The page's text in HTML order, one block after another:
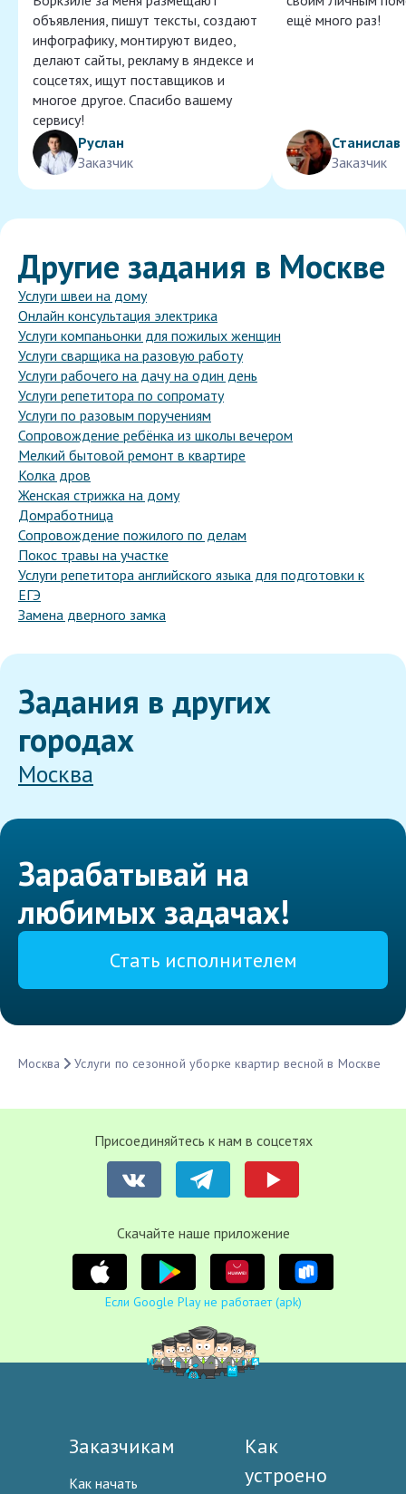
объявления, пишут тексты, создают
инфографику, монтируют видео,
делают сайты, рекламу в яндексе и
соцсетях, ищут поставщиков и
многое другое. Спасибо вашему
сервису!
Руслан
Заказчик
ещё много раз!
Станислав
Заказчик
Другие задания в Москве
Услуги швеи на дому
Онлайн консультация электрика
Услуги компаньонки для пожилых женщин
Услуги сварщика на разовую работу
Услуги рабочего на дачу на один день
Услуги репетитора по сопромату
Услуги по разовым поручениям
Сопровождение ребёнка из школы вечером
Мелкий бытовой ремонт в квартире
Колка дров
Женская стрижка на дому
Домработница
Сопровождение пожилого по делам
Покос травы на участке
Услуги репетитора английского языка для подготовки к
ЕГЭ
Замена дверного замка
Задания в других
городах
Москва
Зарабатывай на
любимых задачах!
Стать исполнителем
Москва Услуги по сезонной уборке квартир весной в Москве
Присоединяйтесь к нам в соцсетях
Cкачайте наше приложение
Если Google Play не работает (apk)
Заказчикам
Как начать
Как
устроено